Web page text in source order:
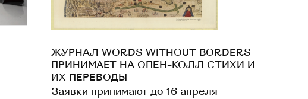
ЖУРНАЛ WORDS WITHOUT BORDERS
ПРИНИМАЕТ НА ОПЕН-КОЛЛ СТИХИ И
ИХ ПЕРЕВОДЫ
Заявки принимают до 16 апреля